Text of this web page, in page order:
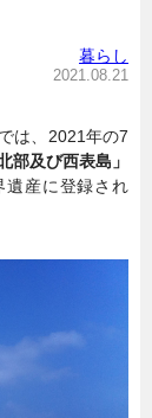
ンタビュー
ース
ンタメ
暮らし
2021.08.21
は、2021年の7
部及び西表島」
遺産に登録され